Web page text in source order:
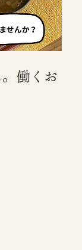
働くお